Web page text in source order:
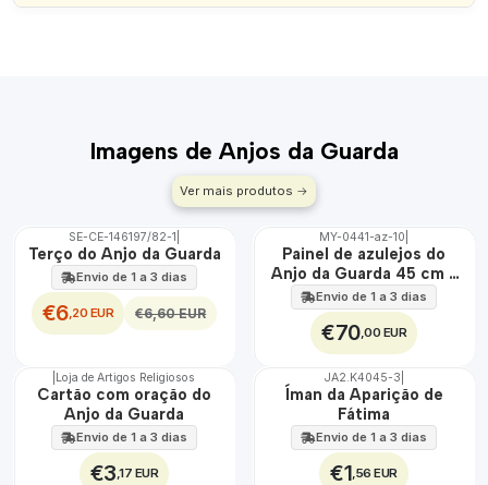
Imagens de Anjos da Guarda
Ver mais produtos
DESCONTO
SE-CE-146197/82-1
Terço do Anjo da Guarda
Envio de 1 a 3 dias
€6,20 EUR €6,60 EUR
🇵🇹
100%
EXT.
MY-0441-az-10
Painel de azulejos do
Anjo da Guarda 45 cm x
60 cm
Envio de 1 a 3 dias
€70,00 EUR
🇵🇹
100%
Loja de Artigos Religiosos
Cartão com oração do
Anjo da Guarda
Envio de 1 a 3 dias
€3 ,17 EUR
JA2.K4045-3
Íman da Aparição de
Fátima
Envio de 1 a 3 dias
€1 ,56 EUR